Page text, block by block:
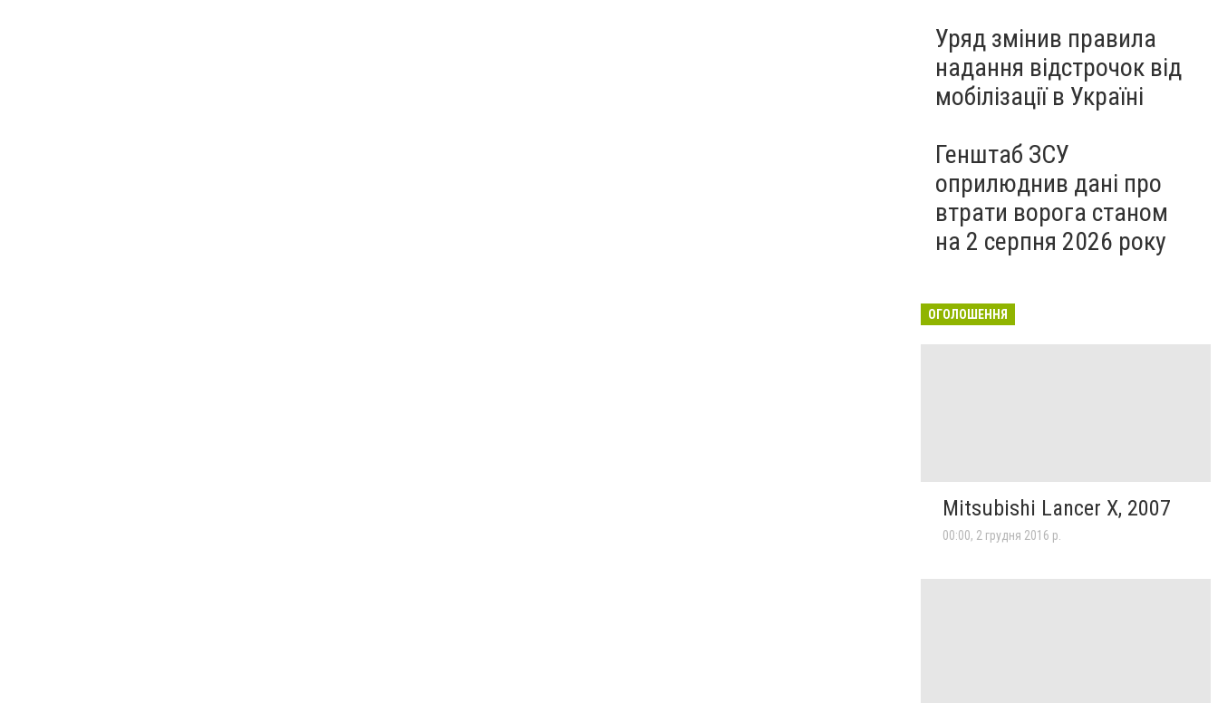
Уряд змінив правила
надання відстрочок від
мобілізації в Україні
Генштаб ЗСУ
оприлюднив дані про
втрати ворога станом
на 2 серпня 2026 року
ОГОЛОШЕННЯ
Mitsubishi Lancer X, 2007
00:00, 2 грудня 2016 р.